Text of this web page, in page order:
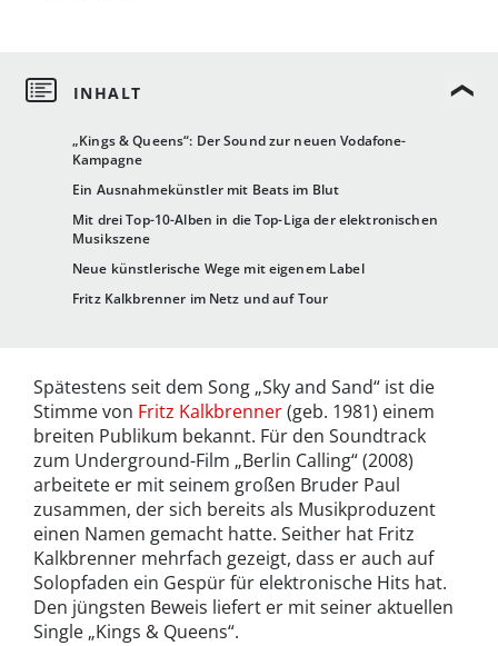
„Kings & Queens“: Der Sound zur neuen Vodafone-
Kampagne
Ein Ausnahmekünstler mit Beats im Blut
Mit drei Top-10-Alben in die Top-Liga der elektronischen
Musikszene
Neue künstlerische Wege mit eigenem Label
Fritz Kalkbrenner im Netz und auf Tour
Spätestens seit dem Song „Sky and Sand“ ist die
Stimme von Fritz Kalkbrenner(geb. 1981) einem
breiten Publikum bekannt. Für den Soundtrack
zum Underground-Film „Berlin Calling“ (2008)
arbeitete er mit seinem großen Bruder Paul
zusammen, der sich bereits als Musikproduzent
einen Namen gemacht hatte. Seither hat Fritz
Kalkbrenner mehrfach gezeigt, dass er auch auf
Solopfaden ein Gespür für elektronische Hits hat.
Den jüngsten Beweis liefert er mit seiner aktuellen
Single „Kings & Queens“.